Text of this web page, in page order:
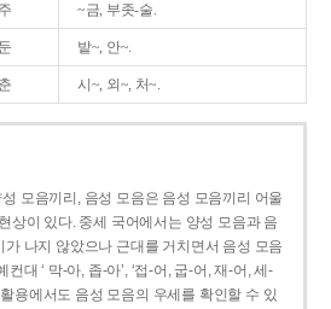
~금, 부좃-술.
밭~, 안~.
시~, 외~, 처~.
모음끼리, 음성 모음은 음성 모음끼리 어울
상이 있다. 중세 국어에서는 양성 모음과 음
나지 않았으나 근대를 거치면서 음성 모음
대 ‘ 막-아, 좁-아’, ‘접-어, 굽-어, 재-어, 세-
용에서도 음성 모음의 우세를 확인할 수 있